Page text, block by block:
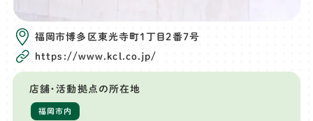
福岡市博多区東光寺町1丁目2番7号
https://www.kcl.co.jp/
店舗・活動拠点の所在地
福岡市内